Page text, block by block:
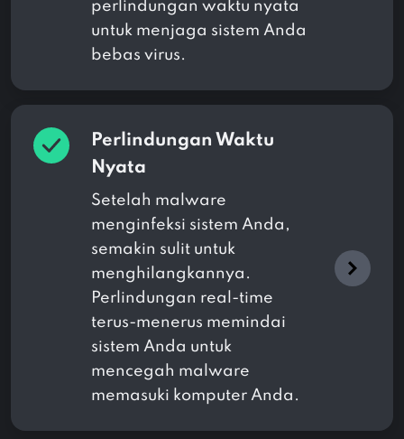
perlindungan waktu nyata
untuk menjaga sistem Anda
bebas virus.
Perlindungan Waktu
Nyata
Setelah malware
menginfeksi sistem Anda,
semakin sulit untuk
menghilangkannya.
Perlindungan real-time
terus-menerus memindai
sistem Anda untuk
mencegah malware
memasuki komputer Anda.